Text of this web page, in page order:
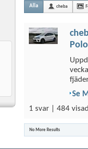
Alla cheba
Se
1 svar | 484
No More Results